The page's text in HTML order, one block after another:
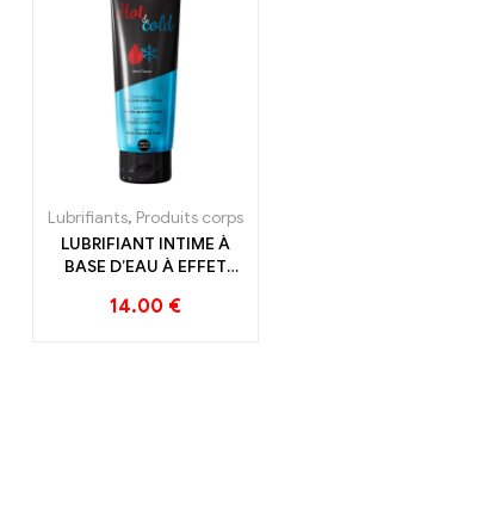
Lubrifiants, Produits corps
LUBRIFIANT INTIME À
BASE D’EAU À EFFET
14.00 €